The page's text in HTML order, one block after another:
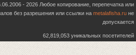
- 2026 Любое копирование, перепечатка или
без разрешения или ссылки на metalafisha.ru не
допускается
62,819,053 уникальных посетителей